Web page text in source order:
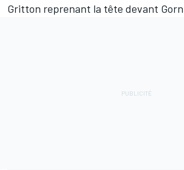
Gritton reprenant la tête devant